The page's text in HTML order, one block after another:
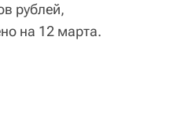
рублей,
на 12 марта.